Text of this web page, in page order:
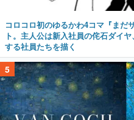
コロコロ初のゆるかわ4コマ『まだ
ト。主人公は新入社員の侘石ダイ
する社員たちを描く
5